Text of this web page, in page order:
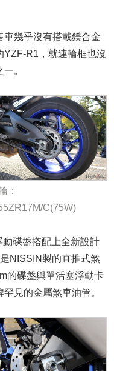
車幾乎沒有搭載鎂合金
YZF-R1，就連輪框也沒
。
：
C(75W)
碟盤搭配上全新設計
NISSIN製的直推式煞
的碟盤與單活塞浮動卡
見的金屬煞車油管。